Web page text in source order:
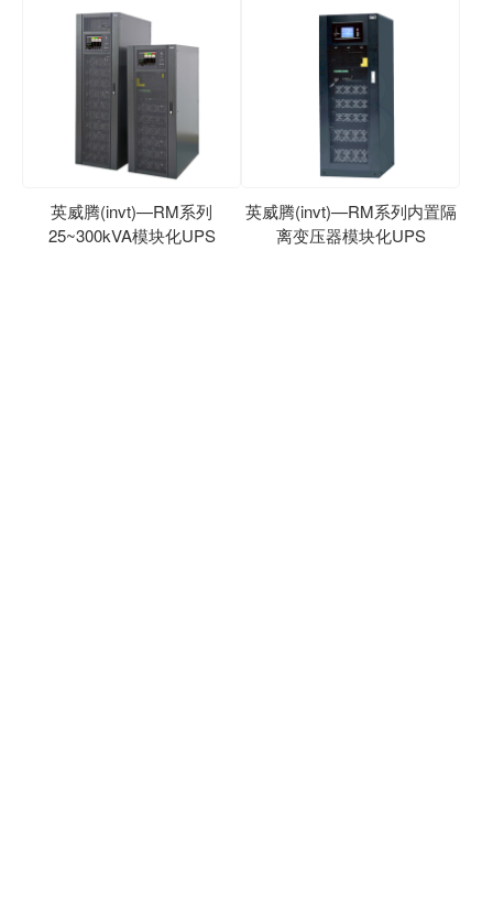
英威腾(invt)—RM系列
25~300kVA模块化UPS
英威腾(invt)—RM系列内置隔
离变压器模块化UPS